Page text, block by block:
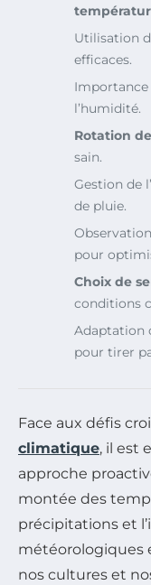
Utilisation
efficaces.
Importance
l’humidité.
Rotation
sain.
Gestion de l’
de pluie.
pour
Choix de
conditions
Adaptation
pour tirer
Face aux défis
climatique, il est
approche
montée des
précipitations et
météorologiques
nos cultures et